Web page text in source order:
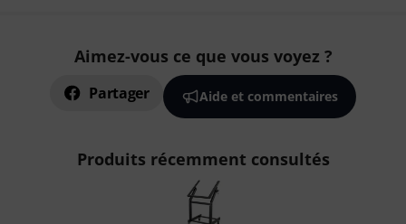
Aimez-vous ce que vous voyez ?
Partager Aide et commentaires
Produits récemment consultés